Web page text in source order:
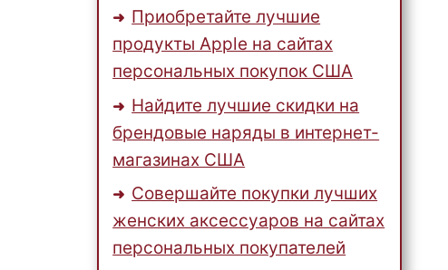
Приобретайте лучшие
продукты Apple на сайтах
персональных покупок США
Найдите лучшие скидки на
брендовые наряды в интернет-
магазинах США
Совершайте покупки лучших
женских аксессуаров на сайтах
персональных покупателей